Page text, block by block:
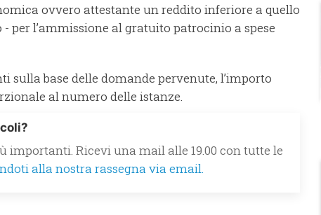
ovvero attestante un reddito inferiore a quello
per l’ammissione al gratuito patrocinio a spese
sulla base delle domande pervenute, l’importo
al numero delle istanze.
importanti. Ricevi una mail alle 19.00 con tutte le
alla nostra rassegna via email.